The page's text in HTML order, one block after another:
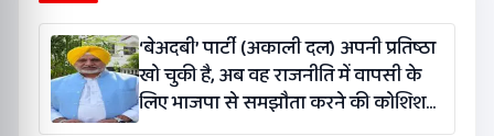
‘बेअदबी’ पार्टी (अकाली दल) अपनी प्रतिष्ठा
खो चुकी है, अब वह राजनीति में वापसी के
लिए भाजपा से समझौता करने की कोशिश